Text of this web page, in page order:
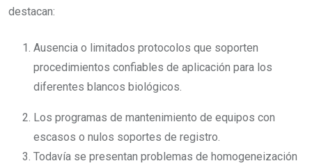
destacan:
Ausencia o limitados protocolos que soporten
procedimientos confiables de aplicación para los
diferentes blancos biológicos.
Los programas de mantenimiento de equipos con
escasos o nulos soportes de registro.
Todavía se presentan problemas de homogeneización